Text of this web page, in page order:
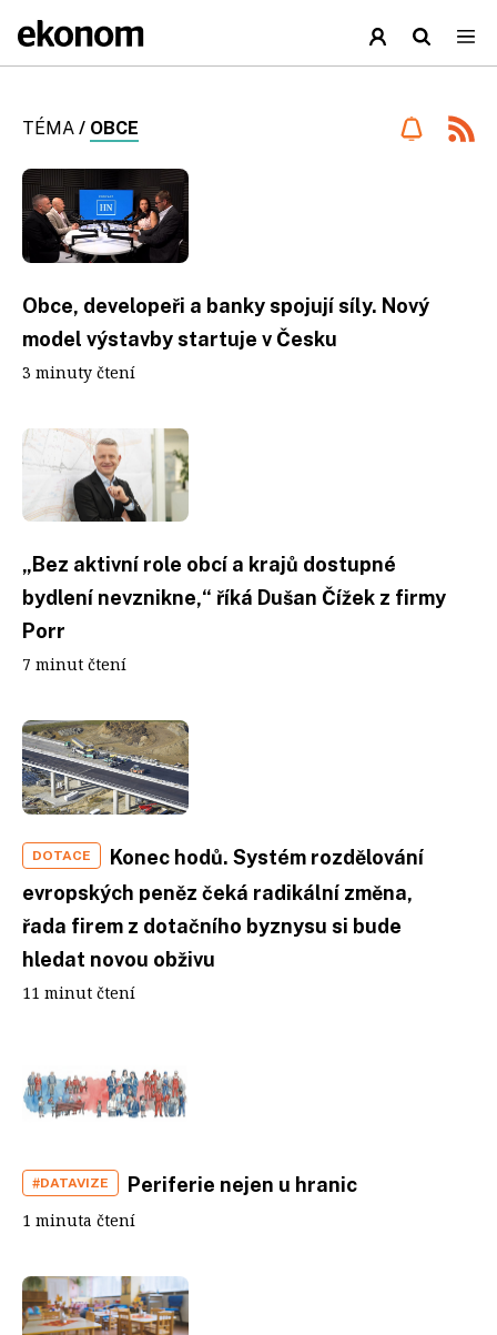
TÉMA / OBCE
Obce, developeři a banky spojují síly. Nový
model výstavby startuje v Česku
3 minuty čtení
„Bez aktivní role obcí a krajů dostupné
bydlení nevznikne,“ říká Dušan Čížek z firmy
Porr
7 minut čtení
DOTACE
Konec hodů. Systém rozdělování
evropských peněz čeká radikální změna,
řada firem z dotačního byznysu si bude
hledat novou obživu
11 minut čtení
#DATAVIZE Periferie nejen u hranic
1 minuta čtení